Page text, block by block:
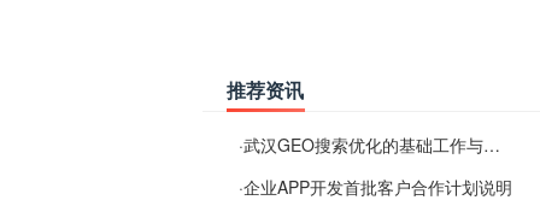
推荐资讯
·武汉GEO搜索优化的基础工作与实施思路
·企业APP开发首批客户合作计划说明